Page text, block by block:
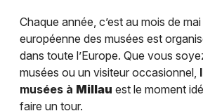
Chaque année, c’est au mois de
européenne des musées est
dans toute l’Europe. Que vous
musées ou un visiteur occasionnel,
musées à Millau est le moment
faire un tour.